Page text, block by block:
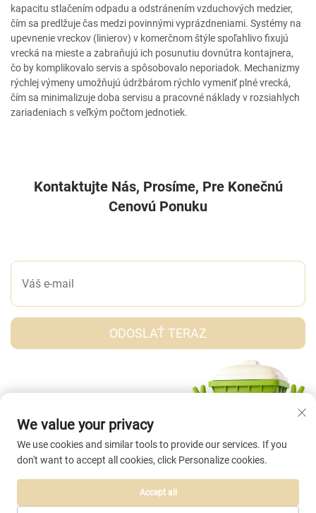
kapacitu stlačením odpadu a odstránením vzduchových medzier,
čím sa predlžuje čas medzi povinnými vyprázdneniami. Systémy na
upevnenie vreckov (linierov) v komerčnom štýle spoľahlivo fixujú
vrecká na mieste a zabraňujú ich posunutiu dovnútra kontajnera,
čo by komplikovalo servis a spôsobovalo neporiadok. Mechanizmy
rýchlej výmeny umožňujú údržbárom rýchlo vymeniť plné vrecká,
čím sa minimalizuje doba servisu a pracovné náklady v rozsiahlych
zariadeniach s veľkým počtom jednotiek.
Kontaktujte Nás, Prosíme, Pre Konečnú
Cenovú Ponuku
ODOSLAŤ TERAZ
Autorské práva © Taizhou Abei Plastic Co., Ltd. Všetky práva vyhradené. |
We value your privacy
We use cookies and similar tools to provide our services. If you
don't want to accept all cookies, click Personalize cookies.
Accept all